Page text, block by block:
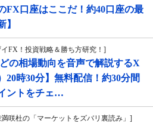
FX口座はここだ！約40口座の最
】
FX！投資戦略＆勝ち方研究！]
の相場動向を音声で解説するX
20時30分】無料配信！約30分間
ントをチェ…
咲杜の「マーケットをズバリ裏読み」]